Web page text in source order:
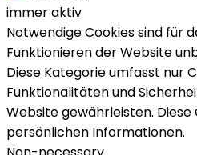
immer aktiv
Notwendige Cookies sind für
Funktionieren der Website
Diese Kategorie umfasst nur
Funktionalitäten und
Website gewährleisten.
persönlichen Informationen.